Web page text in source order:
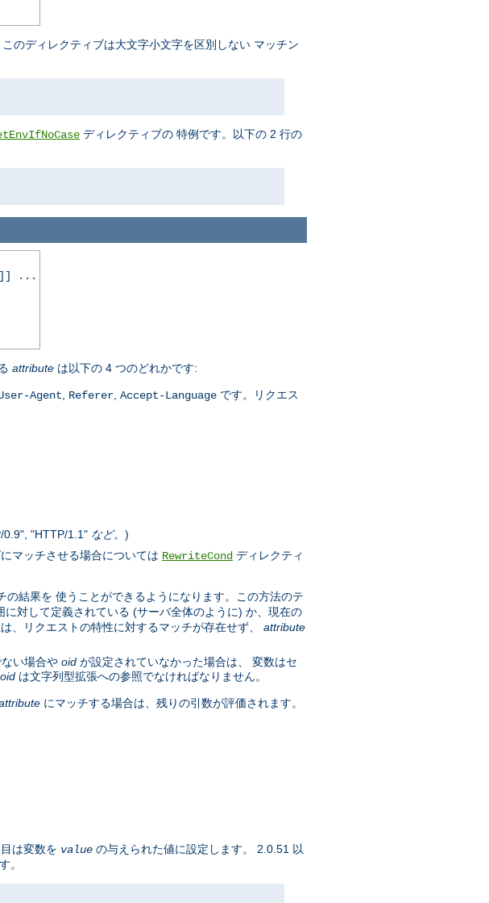
のディレクティブは大文字小文字を区別しない マッチン
ディレクティブの 特例です。以下の 2 行の
...
attribute は以下の 4 つのどれかです:
Agent Referer Accept-Language です。リクエス
0.9", "HTTP/1.1" など。 )
マッチさせる場合については RewriteCond ディレクティ
の結果を 使うことができるようになります。この方法のテ
対して定義されている (サーバ全体のように) か、現在の
、リクエストの特性に対するマッチが存在せず、 attribute
い場合や oid が設定されていなかった場合は、 変数はセ
oid は文字列型拡張への参照でなければなりません。
にマッチする場合は、残りの引数が評価されます。
は変数を value の与えられた値に設定します。 2.0.51 以
。